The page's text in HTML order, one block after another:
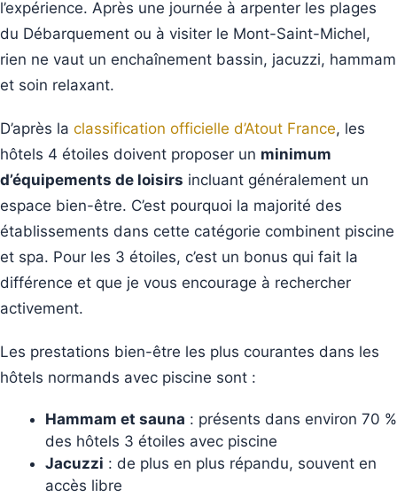
l’expérience. Après une journée à arpenter les plages
du Débarquement ou à visiter le Mont-Saint-Michel,
rien ne vaut un enchaînement bassin, jacuzzi, hammam
et soin relaxant.
D’après la classification officielle d’Atout France, les
hôtels 4 étoiles doivent proposer un minimum
d’équipements de loisirs incluant généralement un
espace bien-être. C’est pourquoi la majorité des
établissements dans cette catégorie combinent piscine
et spa. Pour les 3 étoiles, c’est un bonus qui fait la
différence et que je vous encourage à rechercher
activement.
Les prestations bien-être les plus courantes dans les
hôtels normands avec piscine sont :
Hammam et sauna : présents dans environ 70 %
des hôtels 3 étoiles avec piscine
Jacuzzi : de plus en plus répandu, souvent en
accès libre